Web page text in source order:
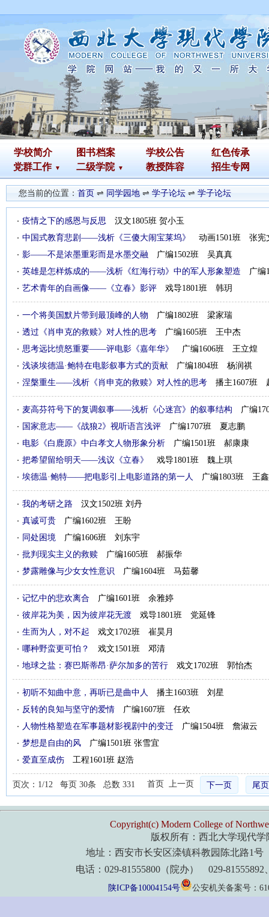
学校简介 图书档案 学校公告
红色传承
党群工作
二级学院 教授阵容 招生专网
您当前的位置： 首页 ⇌ 同学园地 ⇌ 学子论坛 ⇌ 学子论坛
疫情之下的感恩与反思
汉文1805班 贺小玉
中国式教育悲剧——浅析《三傻大闹宝莱坞》
动画1501班 张宪
影——不是浓墨重彩而是水墨交融
广编1502班 吴真真
英雄是怎样炼成的——浅析《红海行动》中的军人形象塑造
广
艺术青年的自画像——《立春》影评
戏导1801班 韩玥
一个将美国默片带到最顶峰的人物
广编1802班 梁家瑞
透过《肖申克的救赎》对人性的思考
广编1605班 王中杰
思考远比愤怒重要——评电影《嘉年华》
广编1606班 王立煌
浅谈埃德温·鲍特在电影叙事方式的贡献
广编1804班 杨润祺
涅槃重生——浅析《肖申克的救赎》对人性的思考
播主1607班
麦高芬符号下的复调叙事——浅析《心迷宫》的叙事结构
广编
国家意志——《战狼2》视听语言浅评
广编1707班 夏志鹏
电影《白鹿原》中白孝文人物形象分析
广编1501班 郝康康
把希望留给明天——浅议《立春》
戏导1801班 魏上琪
埃德温·鲍特——把电影引上电影道路的第一人
广编1803班 王鑫
我的考研之路
汉文1502班 刘丹
真诚可贵
广编1602班 王盼
同处困境
广编1606班 刘东宇
批判现实主义的救赎
广编1605班 郝振华
梦露雕像与少女女性意识
广编1604班 马茹馨
记忆中的悲欢离合
广编1601班 余雅婷
彼岸花为美，因为彼岸花无渡
戏导1801班 党延锋
生而为人，对不起
戏文1702班 崔昊月
哪种野蛮更可怕？
戏文1501班 邓清
地球之盐：赛巴斯蒂昂·萨尔加多的苦行
戏文1702班 郭怡杰
初听不知曲中意，再听已是曲中人
播主1603班 刘星
反转的良知与坚守的爱情
广编1607班 任欢
人物性格塑造在军事题材影视剧中的变迁
广编1504班 詹淑云
梦想是自由的风
广编1501班 张雪宜
爱直至成伤
工程1601班 赵浩
页次：1/12 每页 30条 总数 331 首页 上一页 下一页 尾页
Copyright(c) Modern College of
版权所有：西北大学现代学
地址：西安市长安区滦镇科教园陈北路1
电话：029-81555800（院办） 029-81555892
陕ICP备10004154号 公安机关备案号：